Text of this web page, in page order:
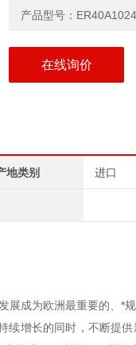
在线询价
地类别 进口
成为欧洲最重要的、*
增长的同时，不断提